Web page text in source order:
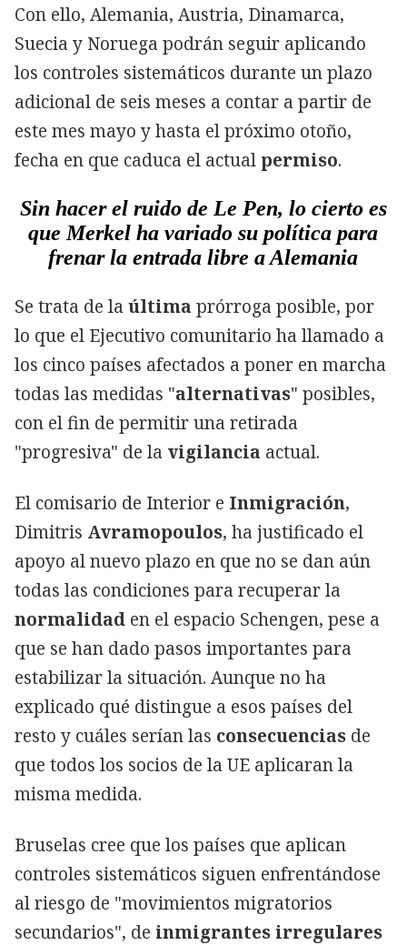
Con ello, Alemania, Austria, Dinamarca,
Suecia y Noruega podrán seguir aplicando
los controles sistemáticos durante un plazo
adicional de seis meses a contar a partir de
este mes mayo y hasta el próximo otoño,
fecha en que caduca el actual permiso.
Sin hacer el ruido de Le Pen, lo cierto es
que Merkel ha variado su política para
frenar la entrada libre a Alemania
Se trata de la última prórroga posible, por
lo que el Ejecutivo comunitario ha llamado a
los cinco países afectados a poner en marcha
todas las medidas "alternativas" posibles,
con el fin de permitir una retirada
"progresiva" de la vigilancia actual.
El comisario de Interior e Inmigración,
Dimitris Avramopoulos, ha justificado el
apoyo al nuevo plazo en que no se dan aún
todas las condiciones para recuperar la
normalidad en el espacio Schengen, pese a
que se han dado pasos importantes para
estabilizar la situación. Aunque no ha
explicado qué distingue a esos países del
resto y cuáles serían las consecuencias de
que todos los socios de la UE aplicaran la
misma medida.
Bruselas cree que los países que aplican
controles sistemáticos siguen enfrentándose
al riesgo de "movimientos migratorios
secundarios", de inmigrantes irregulares